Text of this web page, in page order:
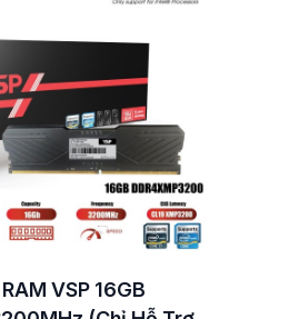
VSP 16GB